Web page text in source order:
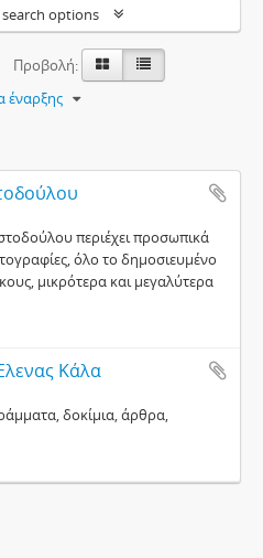
options
Προβολή:
έναρξης
περιέχει προσωπικά
όλο το δημοσιευμένο
μικρότερα και μεγαλύτερα
Κάλα
δοκίμια, άρθρα,